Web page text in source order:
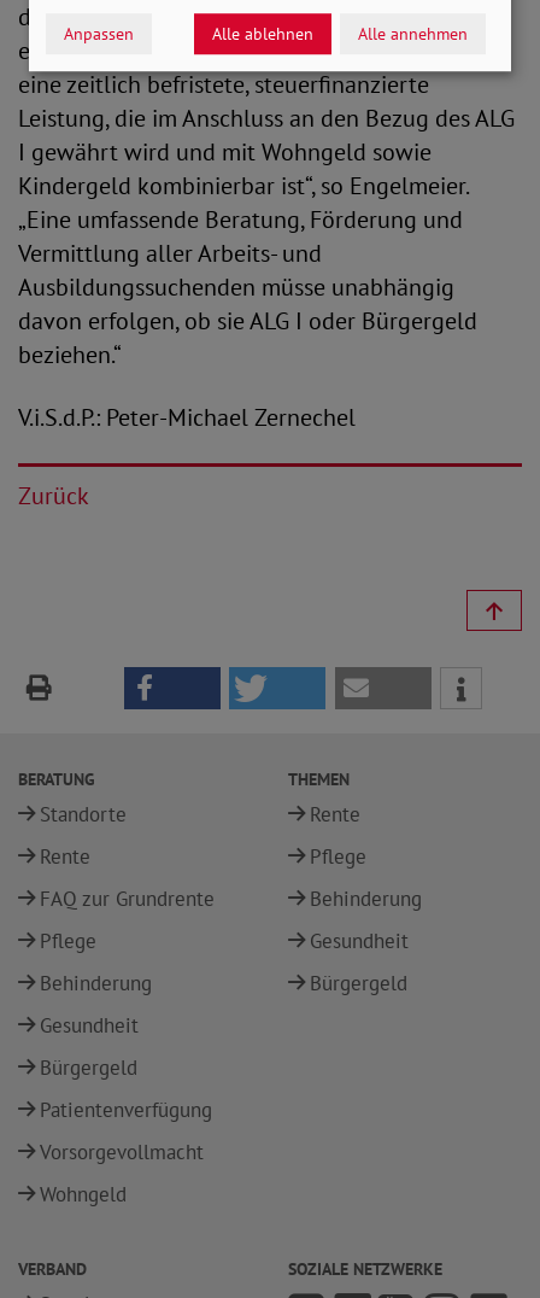
des Arbeitslosengeldes I und die Einführung
eines Anschluss-Arbeitslosengeldes. Ideal wäre
eine zeitlich befristete, steuerfinanzierte
Leistung, die im Anschluss an den Bezug des ALG
I gewährt wird und mit Wohngeld sowie
Kindergeld kombinierbar ist“, so Engelmeier.
„Eine umfassende Beratung, Förderung und
Vermittlung aller Arbeits- und
Ausbildungssuchenden müsse unabhängig
davon erfolgen, ob sie ALG I oder Bürgergeld
beziehen.“
V.i.S.d.P.: Peter-Michael Zernechel
Zurück
BERATUNG
Standorte
Rente
FAQ zur Grundrente
Pflege
Behinderung
Gesundheit
Bürgergeld
Patientenverfügung
Vorsorgevollmacht
Wohngeld
THEMEN
Rente
Pflege
Behinderung
Gesundheit
Bürgergeld
VERBAND SOZIALE NETZWERKE
Anpassen Alle ablehnen Alle annehmen